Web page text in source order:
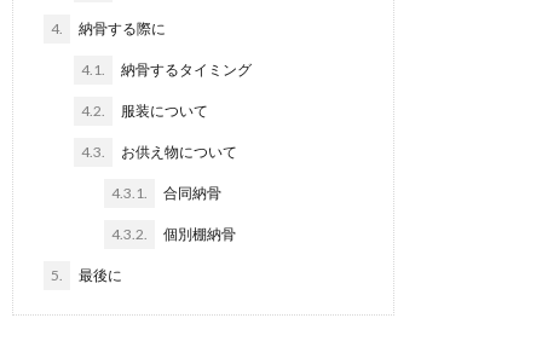
4. 納骨する際に
4.1. 納骨するタイミング
4.2. 服装について
4.3. お供え物について
4.3.1. 合同納骨
4.3.2. 個別棚納骨
5. 最後に